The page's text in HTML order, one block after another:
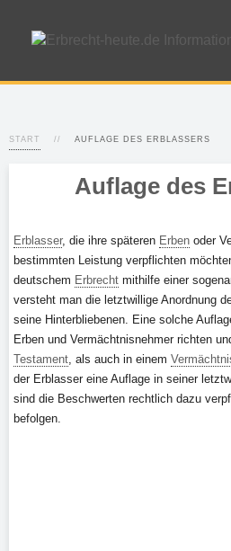
START AUFLAGE DES ERBLASSERS
Auflage des
Erblasser, die ihre späteren Erben oder
bestimmten Leistung verpflichten
deutschem Erbrecht mithilfe einer
versteht man die letztwillige Anordnung
seine Hinterbliebenen. Eine solche
Erben und Vermächtnisnehmer richten
Testament, als auch in einem
der Erblasser eine Auflage in seiner
sind die Beschwerten rechtlich dazu
befolgen.